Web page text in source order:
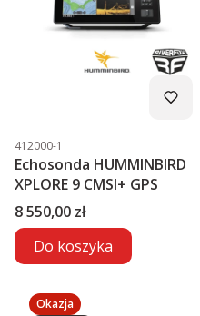
Kod produktu
412000-1
Echosonda HUMMINBIRD
XPLORE 9 CMSI+ GPS
Cena
8 550,00 zł
Do koszyka
Okazja